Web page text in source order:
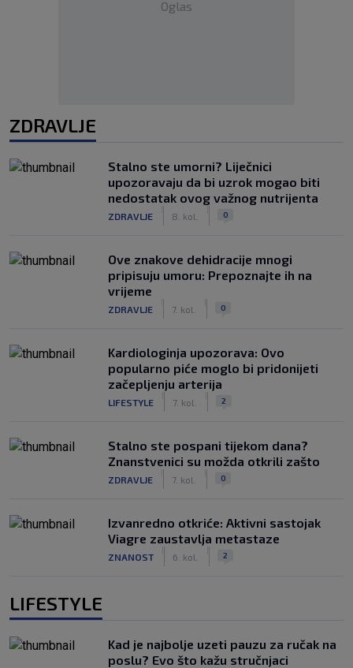
Oglas
ZDRAVLJE
Stalno ste umorni? Liječnici
upozoravaju da bi uzrok mogao biti
nedostatak ovog važnog nutrijenta
ZDRAVLJE 8. kol. 0
Ove znakove dehidracije mnogi
pripisuju umoru: Prepoznajte ih na
vrijeme
ZDRAVLJE 7. kol. 0
Kardiologinja upozorava: Ovo
popularno piće moglo bi pridonijeti
začepljenju arterija
LIFESTYLE 7. kol. 2
Stalno ste pospani tijekom dana?
Znanstvenici su možda otkrili zašto
ZDRAVLJE 7. kol. 0
Izvanredno otkriće: Aktivni sastojak
Viagre zaustavlja metastaze
ZNANOST 6. kol. 2
LIFESTYLE
Kad je najbolje uzeti pauzu za ručak na
poslu? Evo što kažu stručnjaci